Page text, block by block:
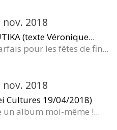
nov. 2018
(texte Véronique...
pour les fêtes de fin...
nov. 2018
Cultures 19/04/2018)
un album moi-même !...